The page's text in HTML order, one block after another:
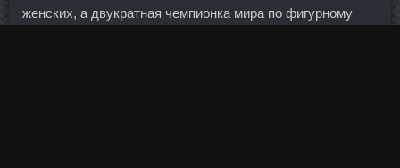
женских, а двукратная чемпионка мира по фигурному